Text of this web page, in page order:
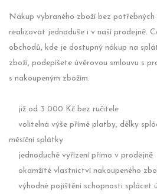
Nákup vybraného zboží bez potřebných
realizovat jednoduše i v naší prodejně.
obchodů, kde je dostupný nákup na
zboží, podepíšete úvěrovou smlouvu s
s nakoupeným zbožím.
již od 3 000 Kč bez ručitele
volitelná výše přímé platby, délky
měsíční splátky
jednoduché vyřízení přímo v prodejně
okamžité vlastnictví nakoupeného
výhodné pojištění schopnosti splácet